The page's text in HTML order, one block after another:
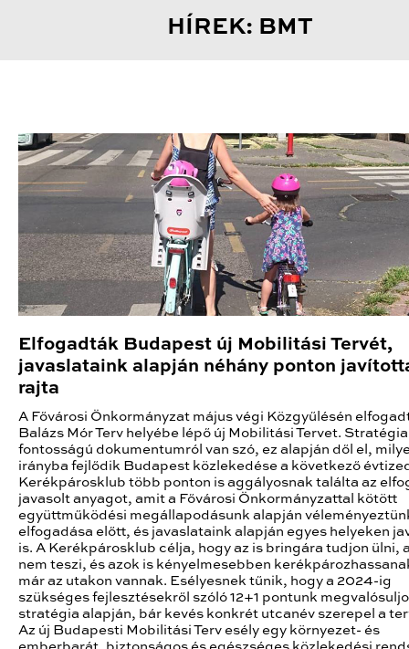
HÍREK: BMT
Elfogadták Budapest új Mobilitási Tervét,
javaslataink alapján néhány ponton
rajta
A Fővárosi Önkormányzat május végi Közgyűlésén
Balázs Mór Terv helyébe lépő új Mobilitási Tervet.
fontosságú dokumentumról van szó, ez alapján dől el,
irányba fejlődik Budapest közlekedése a következő
Kerékpárosklub több ponton is aggályosnak találta az
javasolt anyagot, amit a Fővárosi Önkormányzattal kötött
együttműködési megállapodásunk alapján
elfogadása előtt, és javaslataink alapján egyes helyeken
is. A Kerékpárosklub célja, hogy az is bringára tudjon ülni,
nem teszi, és azok is kényelmesebben
már az utakon vannak. Esélyesnek tűnik, hogy a 2024-ig
szükséges fejlesztésekről szóló 12+1 pontunk
stratégia alapján, bár kevés konkrét utcanév szerepel a
Az új Budapesti Mobilitási Terv esély egy környezet- és
emberbarát, biztonságos és egészséges közlekedési